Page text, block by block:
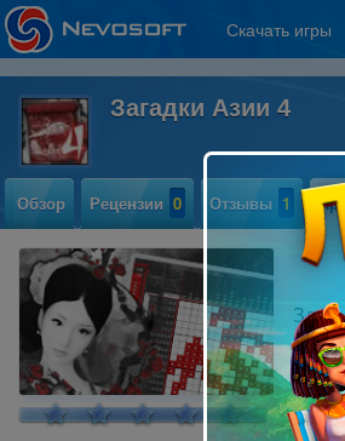
Скачать игры
Загадки Азии 4
Обзор Рецензии 0 Отзывы 1